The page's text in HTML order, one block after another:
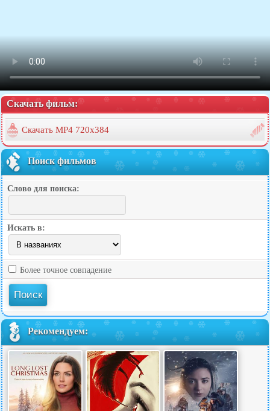
Скачать фильм:
Скачать MP4 720x384
Поиск фильмов
Слово для поиска:
Искать в:
Более точное совпадение
Рекомендуем: